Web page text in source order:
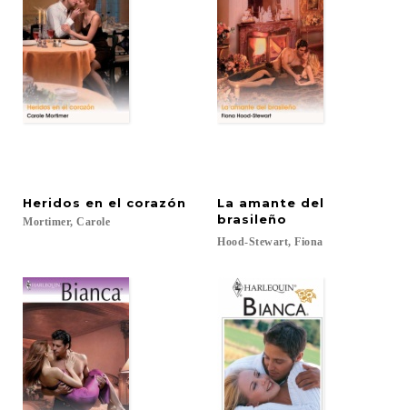
Heridos en el corazón
Mortimer, Carole
La amante del
brasileño
Hood-Stewart, Fiona